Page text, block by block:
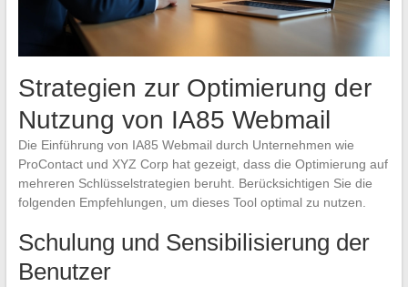
Strategien zur Optimierung der
Nutzung von IA85 Webmail
Die Einführung von IA85 Webmail durch Unternehmen wie
ProContact und XYZ Corp hat gezeigt, dass die Optimierung auf
mehreren Schlüsselstrategien beruht. Berücksichtigen Sie die
folgenden Empfehlungen, um dieses Tool optimal zu nutzen.
Schulung und Sensibilisierung der
Benutzer